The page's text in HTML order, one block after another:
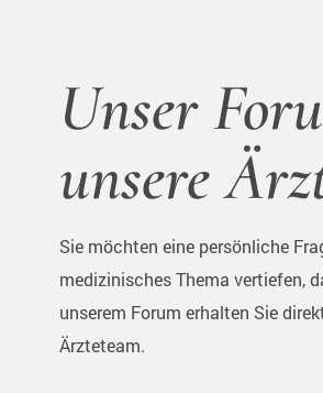
Unser
unsere
Sie möchten eine persönliche
medizinisches Thema vertiefen,
unserem Forum erhalten Sie
Ärzteteam.